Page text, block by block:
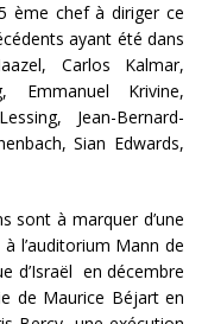
ème chef à diriger ce
ayant été dans
Carlos Kalmar,
Emmanuel Krivine,
Jean-Bernard-
Sian Edwards,
sont à marquer d’une
l’auditorium Mann de
d’Israël en décembre
de Maurice Béjart en